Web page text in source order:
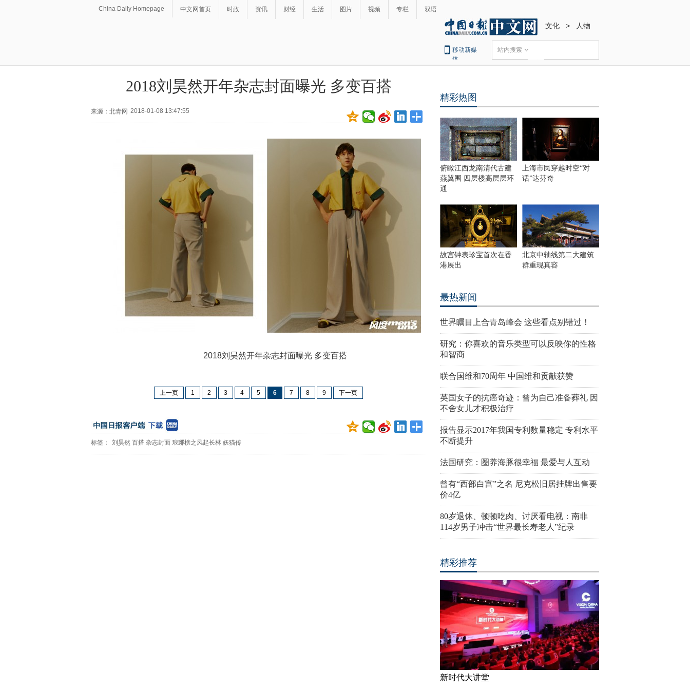
China Daily Homepage 中文网首页 时政 资讯 财经 生活 图片 视频 专栏 双语
文化 > 人物
移动新媒
体
站内搜索
2018刘昊然开年杂志封面曝光 多变百搭
来源：北青网 2018-01-08 13:47:55
2018刘昊然开年杂志封面曝光 多变百搭
上一页 1 2 3 4 5 6 7 8 9 下一页
标签： 刘昊然 百搭 杂志封面 琅琊榜之风起长林 妖猫传
精彩热图
俯瞰江西龙南清代古建
燕翼围 四层楼高层层环
通
上海市民穿越时空“对
话”达芬奇
故宫钟表珍宝首次在香
港展出
北京中轴线第二大建筑
群重现真容
最热新闻
世界瞩目上合青岛峰会 这些看点别错过！
研究：你喜欢的音乐类型可以反映你的性格
和智商
联合国维和70周年 中国维和贡献获赞
英国女子的抗癌奇迹：曾为自己准备葬礼 因
不舍女儿才积极治疗
报告显示2017年我国专利数量稳定 专利水平
不断提升
法国研究：圈养海豚很幸福 最爱与人互动
曾有“西部白宫”之名 尼克松旧居挂牌出售要
价4亿
80岁退休、顿顿吃肉、讨厌看电视：南非
114岁男子冲击“世界最长寿老人”纪录
精彩推荐
新时代大讲堂